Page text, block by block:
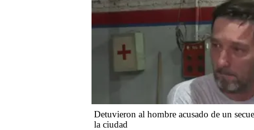
Detuvieron al hombre acusado de un
la ciudad